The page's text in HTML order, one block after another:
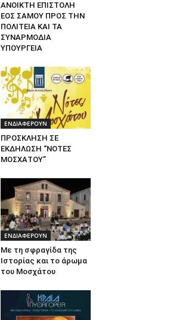
ΑΝΟΙΚΤΗ ΕΠΙΣΤΟΛΗ
ΕΟΣ ΣΑΜΟΥ ΠΡΟΣ ΤΗΝ
ΠΟΛΙΤΕΙΑ ΚΑΙ ΤΑ
ΣΥΝΑΡΜΟΔΙΑ
ΥΠΟΥΡΓΕΙΑ
ΕΝΔΙΑΦΕΡΟΥΝ
ΠΡΟΣΚΛΗΣΗ ΣΕ
ΕΚΔΗΛΩΣΗ “ΝΟΤΕΣ
ΜΟΣΧΑΤΟΥ”
ΕΝΔΙΑΦΕΡΟΥΝ
Με τη σφραγίδα της
Ιστορίας και το άρωμα
του Μοσχάτου